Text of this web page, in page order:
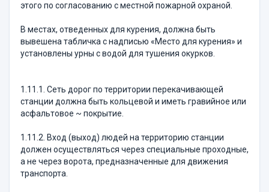
этого по согласованию с местной пожарной охраной.
В местах, отведенных для курения, должна быть
вывешена табличка с надписью «Место для курения» и
установлены урны с водой для тушения окурков.
1.11.1. Сеть дорог по территории перекачивающей
станции должна быть кольцевой и иметь гравийное или
асфальтовое ~ покрытие.
1.11.2. Вход (выход) людей на территорию станции
должен осуществляться через специальные проходные,
а не через ворота, предназначенные для движения
транспорта.